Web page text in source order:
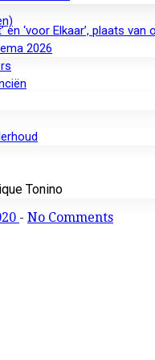
en ‘voor Elkaar’, plaats
2026
Tonino
- No Comments